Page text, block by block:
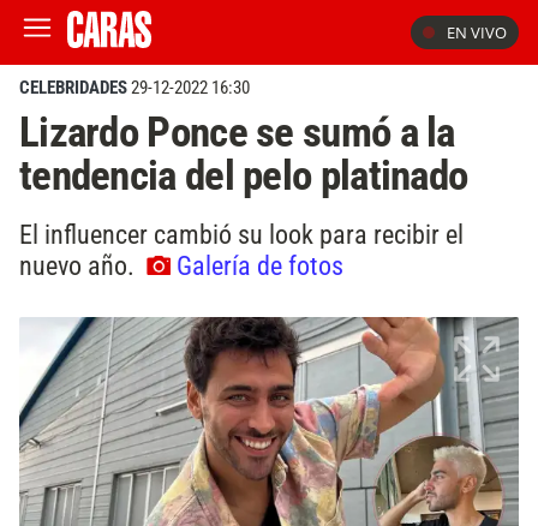
EN VIVO
CELEBRIDADES29-12-2022 16:30
Lizardo Ponce se sumó a la
tendencia del pelo platinado
El influencer cambió su look para recibir el
nuevo año.
Galería de fotos